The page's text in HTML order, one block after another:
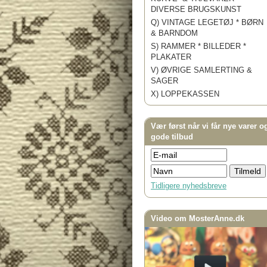
DIVERSE BRUGSKUNST
Q) VINTAGE LEGETØJ * BØRN
& BARNDOM
S) RAMMER * BILLEDER *
PLAKATER
V) ØVRIGE SAMLERTING &
SAGER
X) LOPPEKASSEN
Vær først når vi får nye varer
gode tilbud
Tidligere nyhedsbreve
Video om MosterAnne.dk